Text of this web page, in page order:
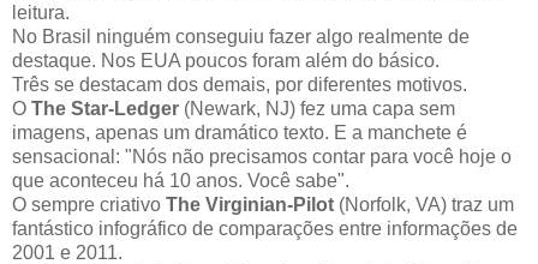
leitura.
No Brasil ninguém conseguiu fazer algo realmente de
destaque. Nos EUA poucos foram além do básico.
Três se destacam dos demais, por diferentes motivos.
O The Star-Ledger (Newark, NJ) fez uma capa sem
imagens, apenas um dramático texto. E a manchete é
sensacional: "Nós não precisamos contar para você hoje o
que aconteceu há 10 anos. Você sabe".
O sempre criativo The Virginian-Pilot (Norfolk, VA) traz um
fantástico infográfico de comparações entre informações de
2001 e 2011.